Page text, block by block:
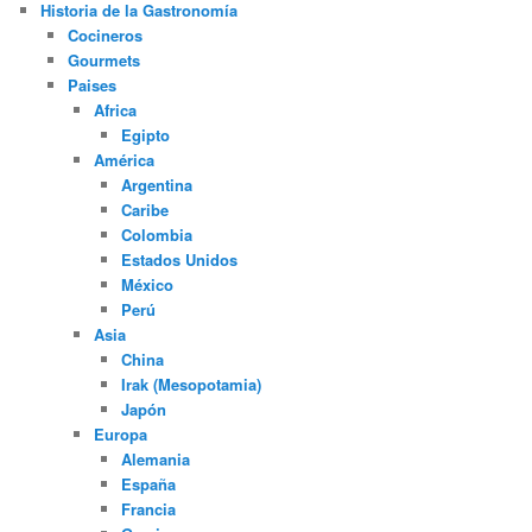
Historia de la Gastronomía
Cocineros
Gourmets
Paises
Africa
Egipto
América
Argentina
Caribe
Colombia
Estados Unidos
México
Perú
Asia
China
Irak (Mesopotamia)
Japón
Europa
Alemania
España
Francia